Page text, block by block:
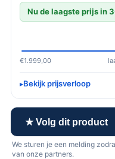
Nu de laagste prijs in
€1.999,00
Bekijk prijsverloop
★ Volg dit product
We sturen je een melding
van onze partners.